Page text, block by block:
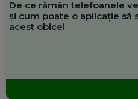
De ce rămân telefoanele
și cum poate o aplicație să
acest obicei